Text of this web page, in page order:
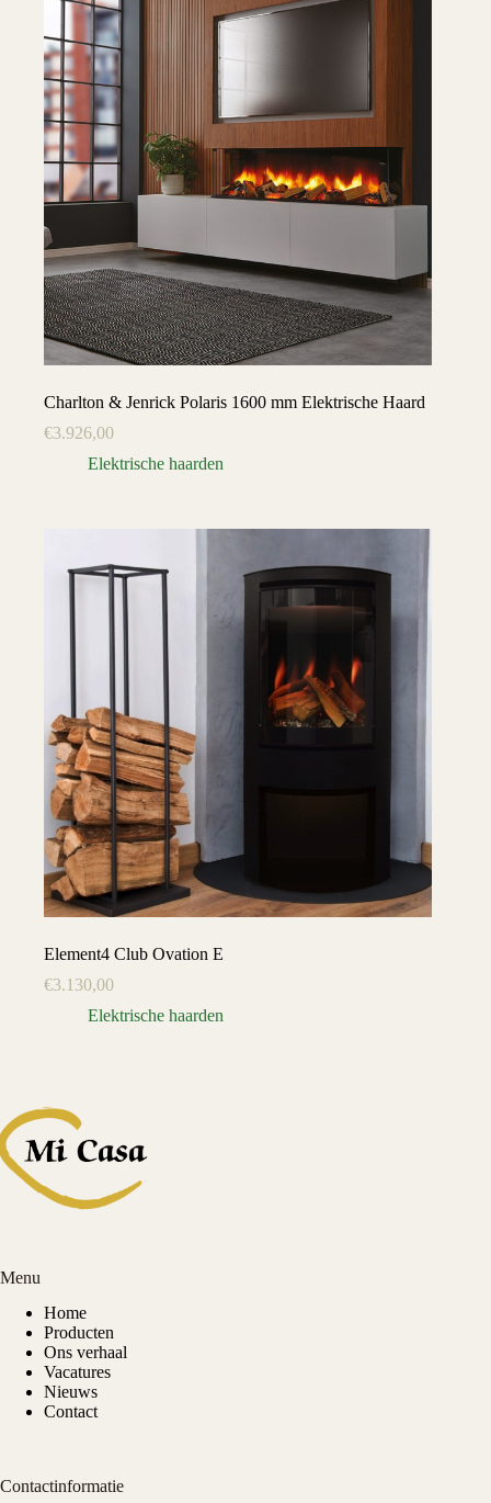
Charlton & Jenrick Polaris 1600 mm Elektrische Haard
€3.926,00
Elektrische haarden
Element4 Club Ovation E
€3.130,00
Elektrische haarden
Menu
Home
Producten
Ons verhaal
Vacatures
Nieuws
Contact
Contactinformatie